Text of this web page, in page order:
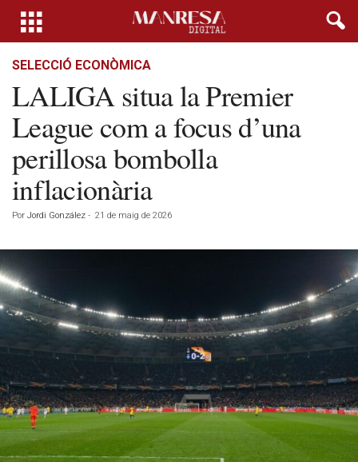
SELECCIÓ ECONÒMICA
LALIGA situa la Premier
League com a focus d’una
perillosa bombolla
inflacionària
Por Jordi González - 21 de maig de 2026